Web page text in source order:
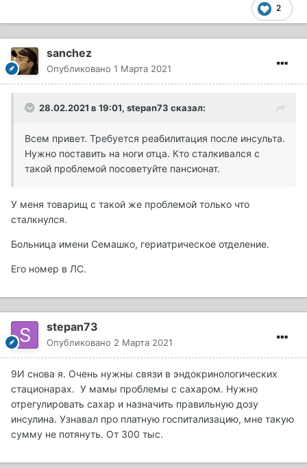
2
sanchez
Опубликовано 1 Марта 2021
28.02.2021 в 19:01, stepan73 сказал:
Всем привет. Требуется реабилитация после инсульта.
Нужно поставить на ноги отца. Кто сталкивался с
такой проблемой посоветуйте пансионат.
У меня товарищ с такой же проблемой только что
сталкнулся.
Больница имени Семашко, гериатрическое отделение.
Его номер в ЛС.
stepan73
Опубликовано 2 Марта 2021
9И снова я. Очень нужны связи в эндокринологических
стационарах. У мамы проблемы с сахаром. Нужно
отрегулировать сахар и назначить правильную дозу
инсулина. Узнавал про платную госпитализацию, мне такую
сумму не потянуть. От 300 тыс.